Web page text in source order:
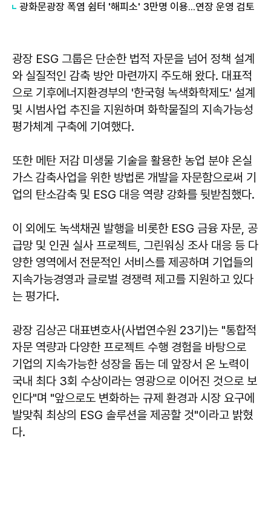
광화문광장 폭염 쉼터 '해피소' 3만명 이용...연장 운영 검토
광장 ESG 그룹은 단순한 법적 자문을 넘어 정책 설계
와 실질적인 감축 방안 마련까지 주도해 왔다. 대표적
으로 기후에너지환경부의 '한국형 녹색화학제도' 설계
및 시범사업 추진을 지원하며 화학물질의 지속가능성
평가체계 구축에 기여했다.
또한 메탄 저감 미생물 기술을 활용한 농업 분야 온실
가스 감축사업을 위한 방법론 개발을 자문함으로써 기
업의 탄소감축 및 ESG 대응 역량 강화를 뒷받침했다.
이 외에도 녹색채권 발행을 비롯한 ESG 금융 자문, 공
급망 및 인권 실사 프로젝트, 그린워싱 조사 대응 등 다
양한 영역에서 전문적인 서비스를 제공하며 기업들의
지속가능경영과 글로벌 경쟁력 제고를 지원하고 있다
는 평가다.
광장 김상곤 대표변호사(사법연수원 23기)는 "통합적
자문 역량과 다양한 프로젝트 수행 경험을 바탕으로
기업의 지속가능한 성장을 돕는 데 앞장서 온 노력이
국내 최다 3회 수상이라는 영광으로 이어진 것으로 보
인다"며 "앞으로도 변화하는 규제 환경과 시장 요구에
발맞춰 최상의 ESG 솔루션을 제공할 것"이라고 밝혔
다.